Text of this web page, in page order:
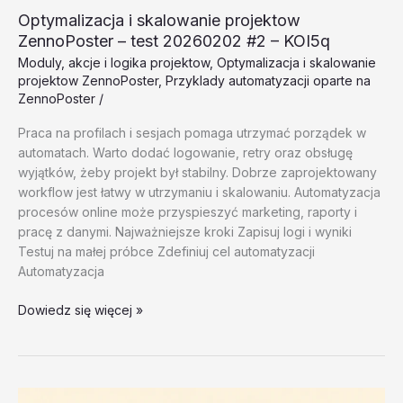
Optymalizacja i skalowanie projektow
ZennoPoster – test 20260202 #2 – KOI5q
Moduly, akcje i logika projektow, Optymalizacja i skalowanie
projektow ZennoPoster, Przyklady automatyzacji oparte na
ZennoPoster /
Praca na profilach i sesjach pomaga utrzymać porządek w
automatach. Warto dodać logowanie, retry oraz obsługę
wyjątków, żeby projekt był stabilny. Dobrze zaprojektowany
workflow jest łatwy w utrzymaniu i skalowaniu. Automatyzacja
procesów online może przyspieszyć marketing, raporty i
pracę z danymi. Najważniejsze kroki Zapisuj logi i wyniki
Testuj na małej próbce Zdefiniuj cel automatyzacji
Automatyzacja
Optymalizacja
ZennoPoster
Dowiedz się więcej »